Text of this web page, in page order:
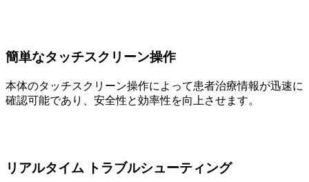
簡単なタッチスクリーン操作
本体のタッチスクリーン操作によって患者治療情報が迅速に
確認可能であり、安全性と効率性を向上させます。
リアルタイム トラブルシューティング